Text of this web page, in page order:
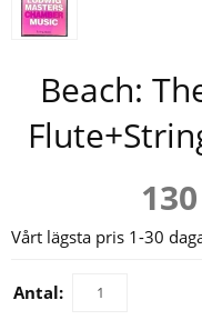
Beach:
130
Vårt lägsta pris 1-30
Antal: